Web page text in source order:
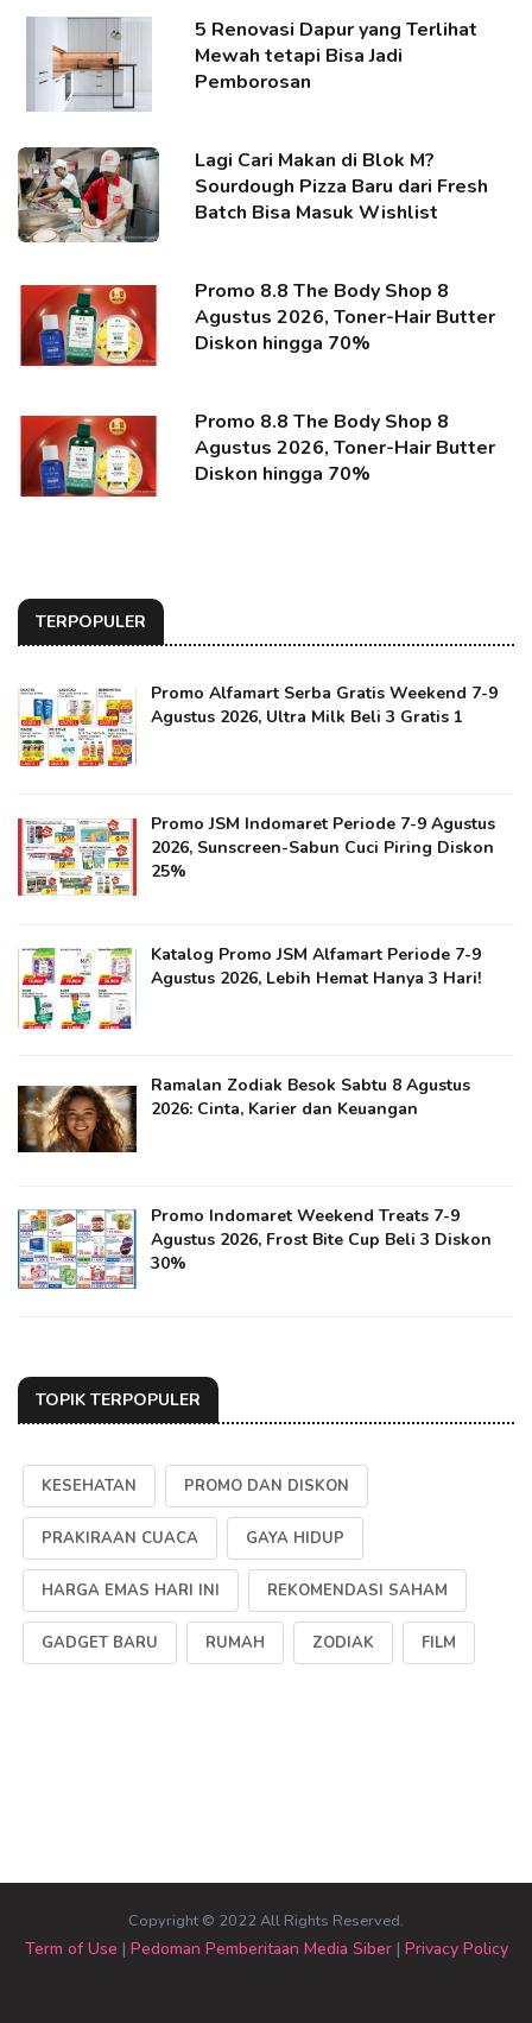
5 Renovasi Dapur yang Terlihat
Mewah tetapi Bisa Jadi
Pemborosan
Lagi Cari Makan di Blok M?
Sourdough Pizza Baru dari Fresh
Batch Bisa Masuk Wishlist
Promo 8.8 The Body Shop 8
Agustus 2026, Toner-Hair Butter
Diskon hingga 70%
Promo 8.8 The Body Shop 8
Agustus 2026, Toner-Hair Butter
Diskon hingga 70%
TERPOPULER
Promo Alfamart Serba Gratis Weekend 7-9
Agustus 2026, Ultra Milk Beli 3 Gratis 1
Promo JSM Indomaret Periode 7-9 Agustus
2026, Sunscreen-Sabun Cuci Piring Diskon
25%
Katalog Promo JSM Alfamart Periode 7-9
Agustus 2026, Lebih Hemat Hanya 3 Hari!
Ramalan Zodiak Besok Sabtu 8 Agustus
2026: Cinta, Karier dan Keuangan
Promo Indomaret Weekend Treats 7-9
Agustus 2026, Frost Bite Cup Beli 3 Diskon
30%
TOPIK TERPOPULER
KESEHATAN PROMO DAN DISKON
PRAKIRAAN CUACA GAYA HIDUP
HARGA EMAS HARI INI REKOMENDASI SAHAM
GADGET BARU RUMAH ZODIAK FILM
Copyright © 2022 All Rights Reserved.
Term of Use | Pedoman Pemberitaan Media Siber| Privacy Policy